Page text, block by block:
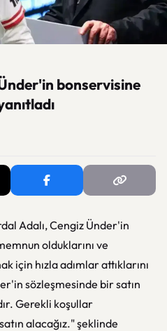
bonservisine
Adalı, Cengiz Ünder'in
olduklarını ve
için hızla adımlar attıklarını
sözleşmesinde bir satın
Gerekli koşullar
alacağız." şeklinde